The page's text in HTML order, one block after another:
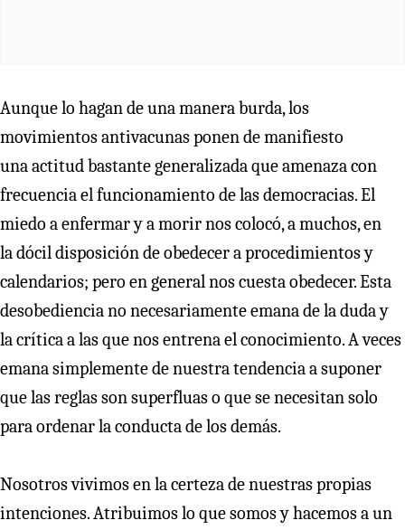
Aunque lo hagan de una manera burda, los
movimientos antivacunas ponen de manifiesto
una actitud bastante generalizada que amenaza con
frecuencia el funcionamiento de las democracias. El
miedo a enfermar y a morir nos colocó, a muchos, en
la dócil disposición de obedecer a procedimientos y
calendarios; pero en general nos cuesta obedecer. Esta
desobediencia no necesariamente emana de la duda y
la crítica a las que nos entrena el conocimiento. A veces
emana simplemente de nuestra tendencia a suponer
que las reglas son superfluas o que se necesitan solo
para ordenar la conducta de los demás.
Nosotros vivimos en la certeza de nuestras propias
intenciones. Atribuimos lo que somos y hacemos a un